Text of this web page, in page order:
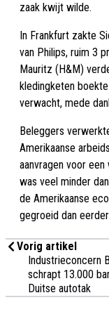
zaak kwijt wilde.
In Frankfurt zakte
van Philips, ruim 3
Mauritz (H&M)
kledingketen
verwacht, mede
Beleggers
Amerikaanse
aanvragen voor
was veel minder
de Amerikaanse
gegroeid dan
Vorig artikel
Industrieconcern
schrapt 13.000
Duitse autotak